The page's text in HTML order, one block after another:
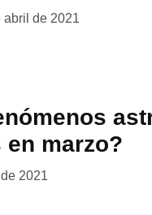
abril de 2021
marzo?
2021